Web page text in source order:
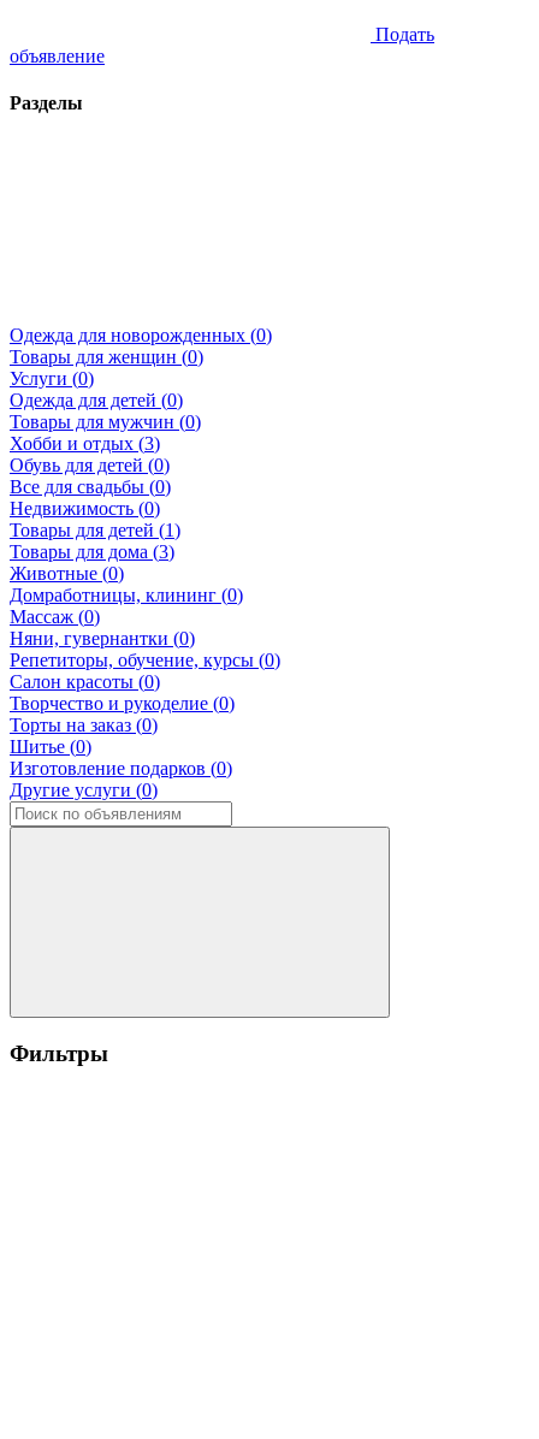
Подать
объявление
Разделы
Одежда для новорожденных (0)
Товары для женщин (0)
Услуги (0)
Одежда для детей (0)
Товары для мужчин (0)
Хобби и отдых (3)
Обувь для детей (0)
Все для свадьбы (0)
Недвижимость (0)
Товары для детей (1)
Товары для дома (3)
Животные (0)
Домработницы, клининг (0)
Массаж (0)
Няни, гувернантки (0)
Репетиторы, обучение, курсы (0)
Салон красоты (0)
Творчество и рукоделие (0)
Торты на заказ (0)
Шитье (0)
Изготовление подарков (0)
Другие услуги (0)
Фильтры